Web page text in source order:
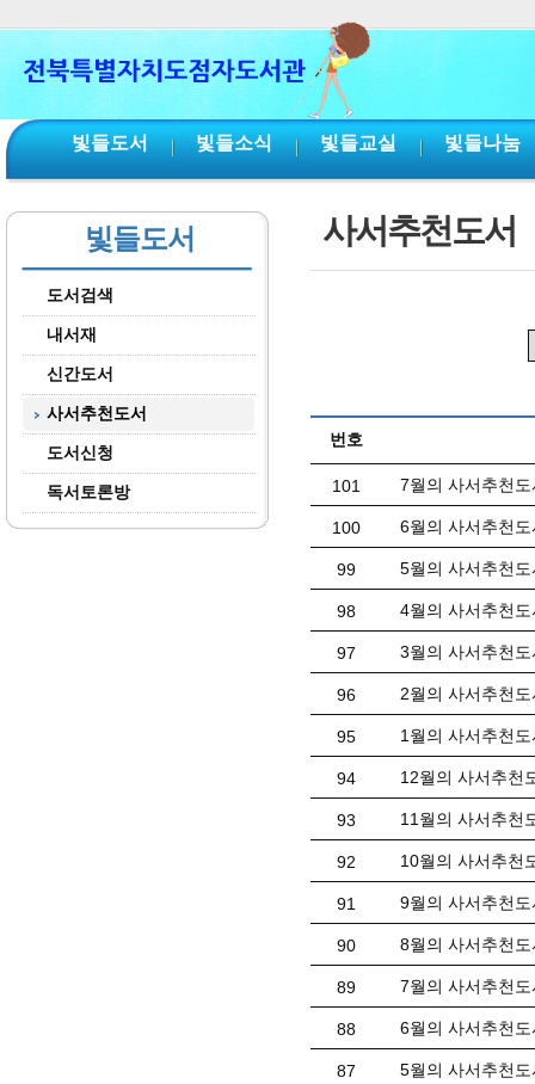
빛들도서 빛들소식 빛들교실 빛들나눔
빛들도서
도서검색
내서재
신간도서
사서추천도서
도서신청
독서토론방
사서추천도서
번호
101 7월의 사서추천
100 6월의 사서추천
99 5월의 사서추천
98 4월의 사서추천
97 3월의 사서추천
96 2월의 사서추천
95 1월의 사서추천
94 12월의 사서추천
93 11월의 사서추천
92 10월의 사서추천
91 9월의 사서추천
90 8월의 사서추천
89 7월의 사서추천
88 6월의 사서추천
87 5월의 사서추천